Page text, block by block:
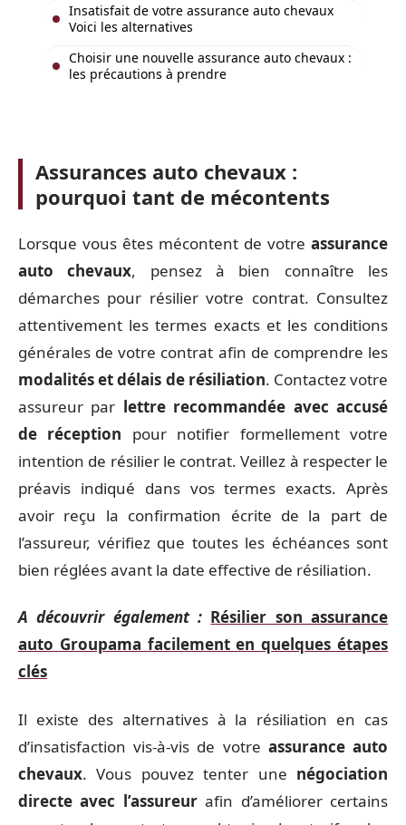
Insatisfait de votre assurance auto chevaux
Voici les alternatives
Choisir une nouvelle assurance auto chevaux :
les précautions à prendre
Assurances auto chevaux :
pourquoi tant de mécontents
Lorsque vous êtes mécontent de votre assurance
auto chevaux, pensez à bien connaître les
démarches pour résilier votre contrat. Consultez
attentivement les termes exacts et les conditions
générales de votre contrat afin de comprendre les
modalités et délais de résiliation. Contactez votre
assureur par lettre recommandée avec accusé
de réception pour notifier formellement votre
intention de résilier le contrat. Veillez à respecter le
préavis indiqué dans vos termes exacts. Après
avoir reçu la confirmation écrite de la part de
l’assureur, vérifiez que toutes les échéances sont
bien réglées avant la date effective de résiliation.
A découvrir également : Résilier son assurance
auto Groupama facilement en quelques étapes
clés
Il existe des alternatives à la résiliation en cas
d’insatisfaction vis-à-vis de votre assurance auto
chevaux. Vous pouvez tenter une négociation
directe avec l’assureurafin d’améliorer certains